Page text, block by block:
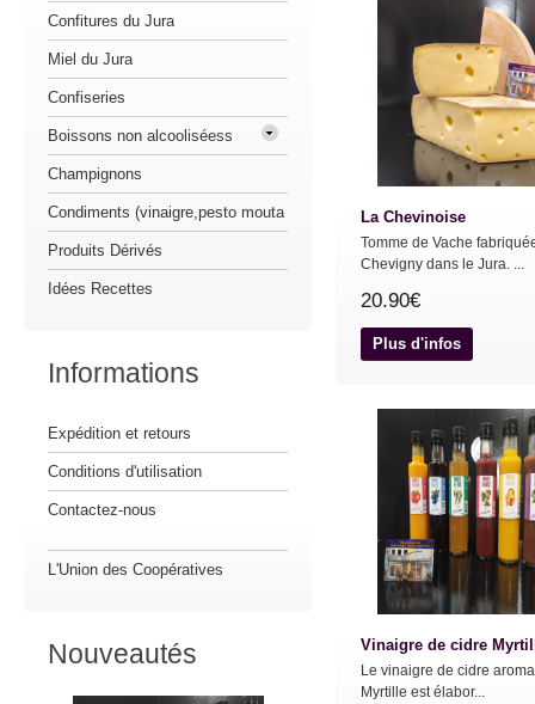
La Chevinoise
Tomme de Vache
Chevigny dans le Jura. ...
20.90€
Plus d'infos
Vinaigre de cidre
Le vinaigre de cidre
Myrtille est élabor...
Confitures du Jura
Miel du Jura
Confiseries
Boissons non alcooliséess
Champignons
Condiments (vinaigre,pesto mouta
Produits Dérivés
Idées Recettes
Informations
Expédition et retours
Conditions d'utilisation
Contactez-nous
L'Union des Coopératives
Nouveautés